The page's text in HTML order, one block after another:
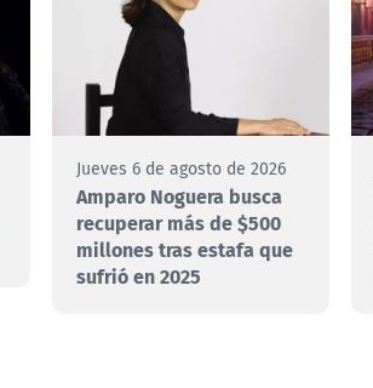
Jueves 6 de agosto de 2026
Amparo Noguera busca
recuperar más de $500
millones tras estafa que
sufrió en 2025